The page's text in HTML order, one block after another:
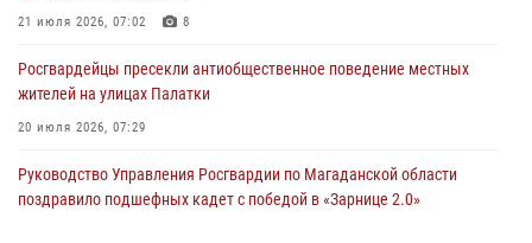
21 июля 2026, 07:02 8
Росгвардейцы пресекли антиобщественное поведение местных
жителей на улицах Палатки
20 июля 2026, 07:29
Руководство Управления Росгвардии по Магаданской области
поздравило подшефных кадет с победой в «Зарнице 2.0»